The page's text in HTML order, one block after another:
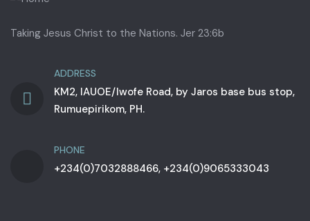
Taking Jesus Christ to the Nations. Jer 23:6b
ADDRESS
KM2, IAUOE/Iwofe Road, by Jaros base bus stop,
Rumuepirikom, PH.
PHONE
+234(0)7032888466, +234(0)9065333043